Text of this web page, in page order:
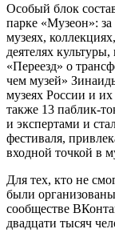
Особый блок
парке «Музеон»:
музеях,
деятелях
«Переезд» о
чем музей»
музеях России и
также 13
и экспертами и
фестиваля,
входной точкой в
Для тех, кто не
были
сообществе
двадцати тысяч